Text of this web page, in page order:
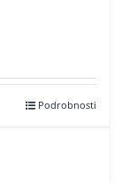
Podrobnosti